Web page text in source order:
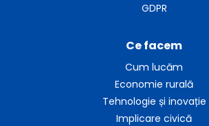
Ce facem
Cum lucăm
Economie rurală
Tehnologie și inovație
Implicare civică
GDPR